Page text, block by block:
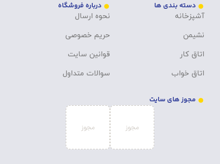
دسته بندی ها
آشپزخانه
نشیمن
اتاق کار
اتاق خواب
درباره فروشگاه
نحوه ارسال
حریم خصوصی
قوانین سایت
سوالات متداول
مجوز های سایت